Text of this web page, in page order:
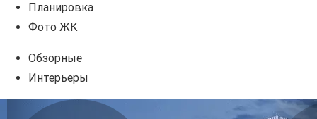
Планировка
Фото ЖК
Обзорные
Интерьеры